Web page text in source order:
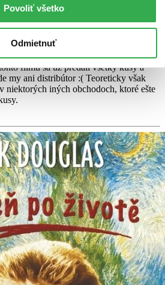
Povoliť všetko
Odmietnuť
O'Toolem a Richardem Burtonem bylo
hry Jeana Anouilha...
filmu sa už predali všetky kusy a
my ani distribútor :( Teoreticky však
niektorých iných obchodoch, ktoré ešte